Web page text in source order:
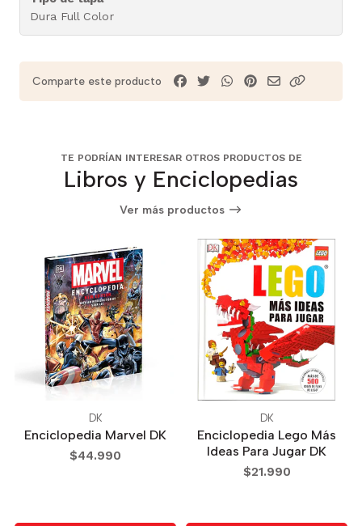
Dura Full Color
Comparte este producto
TE PODRÍAN INTERESAR OTROS PRODUCTOS DE
Libros y Enciclopedias
Ver más productos
DK
Enciclopedia Marvel DK
$44.990
DK
Enciclopedia Lego Más
Ideas Para Jugar DK
$21.990